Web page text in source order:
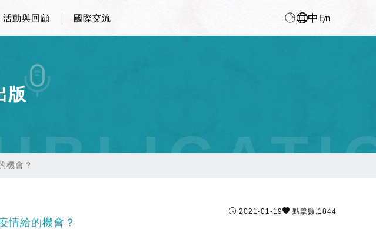
中 En
活動與回顧 國際交流
版
機會？
2021-01-19 點擊數:1844
情給的機會？